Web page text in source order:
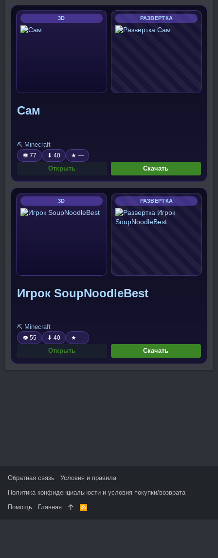
3D РАЗВЕРТКА
Сам
⛏️ Minecraft
👁 77 ⬇ 40 ★ —
Открыть Скачать
3D РАЗВЕРТКА
Игрок SoupNoodleBest
⛏️ Minecraft
👁 55 ⬇ 40 ★ —
Открыть Скачать
Обратная связь
Условия и правила
Политика конфиденциальности и условия покупки/возврата
Помощь
Главная
R